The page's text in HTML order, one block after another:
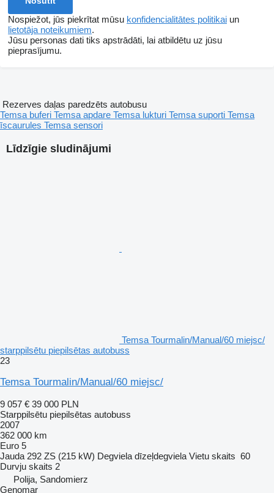
Nospiežot, jūs piekrītat mūsu konfidencialitātes politikai un
lietotāja noteikumiem.
Jūsu personas dati tiks apstrādāti, lai atbildētu uz jūsu
pieprasījumu.
Līdzīgie sludinājumi
Temsa Tourmalin/Manual/60 miejsc/
starppilsētu piepilsētas autobuss
23
Temsa Tourmalin/Manual/60 miejsc/
9 057 € 39 000 PLN
Starppilsētu piepilsētas autobuss
2007
362 000 km
Euro 5
Jauda 292 ZS (215 kW) Degviela dīzeļdegviela Vietu skaits 60
Durvju skaits 2
Polija, Sandomierz
Genomar
Rezerves daļas paredzēts autobusu
Temsa buferi Temsa apdare Temsa lukturi Temsa suporti Temsa
īscaurules Temsa sensori